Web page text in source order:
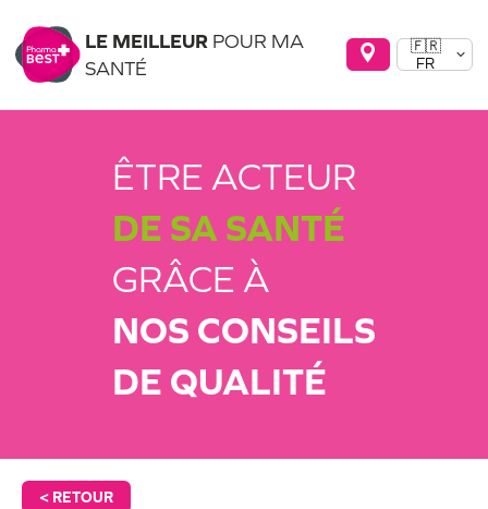
LE MEILLEUR POUR MA
SANTÉ
🇫🇷
FR
ÊTRE ACTEUR
DE SA SANTÉ
GRÂCE À
NOS CONSEILS
DE QUALITÉ
< RETOUR